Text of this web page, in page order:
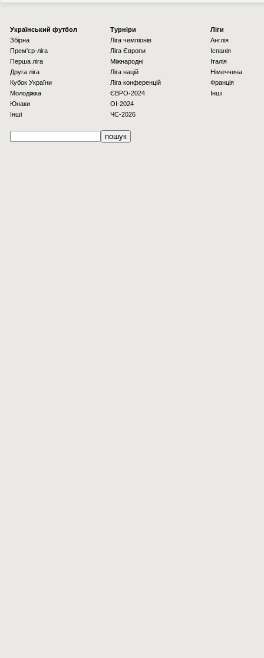
Українcький футбол
Збірна
Прем'єр-ліга
Перша ліга
Друга ліга
Кубок України
Молодіжка
Юнаки
Інші
Турніри
Ліга чемпіонів
Ліга Європи
Міжнародні
Ліга націй
Ліга конференцій
ЄВРО-2024
OI-2024
ЧС-2026
Ліги
Англія
Іспанія
Італія
Німеччина
Франція
Інші